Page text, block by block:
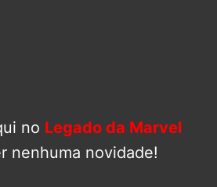
no Legado da Marvel
nenhuma novidade!